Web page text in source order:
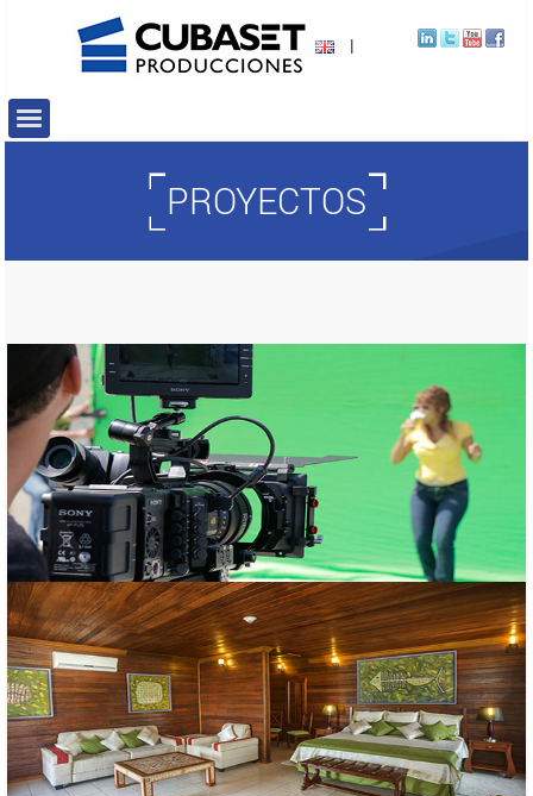
|
PROYECTOS